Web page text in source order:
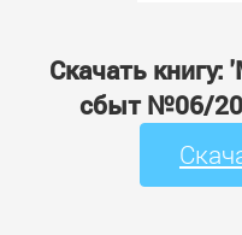
Скачать
сбыт №06/